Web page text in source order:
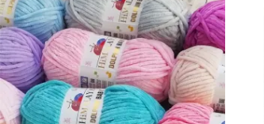
можно
выбрать
на
странице
товара.